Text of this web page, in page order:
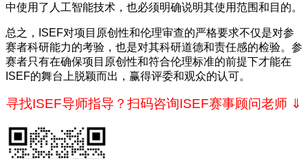
中使用了人工智能技术，也必须明确说明其使用范围和目的。
总之，ISEF对项目原创性和伦理审查的严格要求不仅是对参
赛者科研能力的考验，也是对其科研道德和责任感的检验。参
赛者只有在确保项目原创性和符合伦理标准的前提下才能在
ISEF的舞台上脱颖而出，赢得评委和观众的认可。
寻找ISEF导师指导？扫码咨询ISEF赛事顾问老师 ⇓